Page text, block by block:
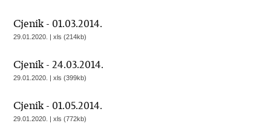
Cjenik - 01.03.2014.
29.01.2020. | xls (214kb)
Cjenik - 24.03.2014.
29.01.2020. | xls (399kb)
Cjenik - 01.05.2014.
29.01.2020. | xls (772kb)